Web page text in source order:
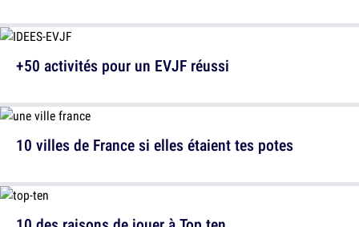
+50 activités pour un EVJF réussi
10 villes de France si elles étaient tes potes